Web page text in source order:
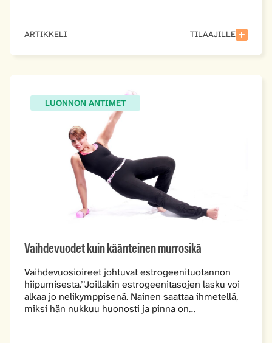
ARTIKKELI TILAAJILLE
LUONNON ANTIMET
Vaihdevuodet kuin käänteinen murrosikä
Vaihdevuosioireet johtuvat estrogeenituotannon
hiipumisesta.’’Joillakin estrogeenitasojen lasku voi
alkaa jo nelikymppisenä. Nainen saattaa ihmetellä,
miksi hän nukkuu huonosti ja pinna on…